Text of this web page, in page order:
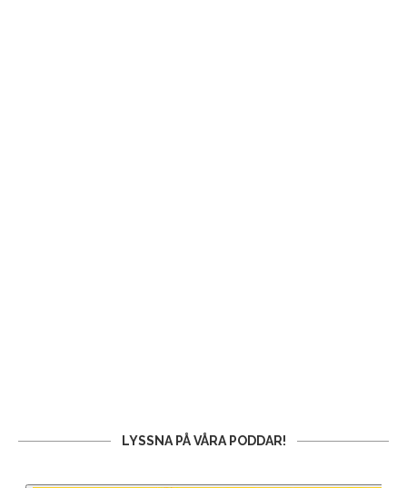
LYSSNA PÅ VÅRA PODDAR!